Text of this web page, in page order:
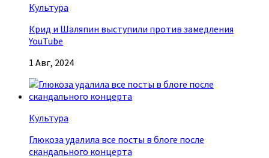
Культура
Крид и Шаляпин выступили против замедления
YouTube
1 Авг, 2024
Культура
Глюкоза удалила все посты в блоге после
скандального концерта